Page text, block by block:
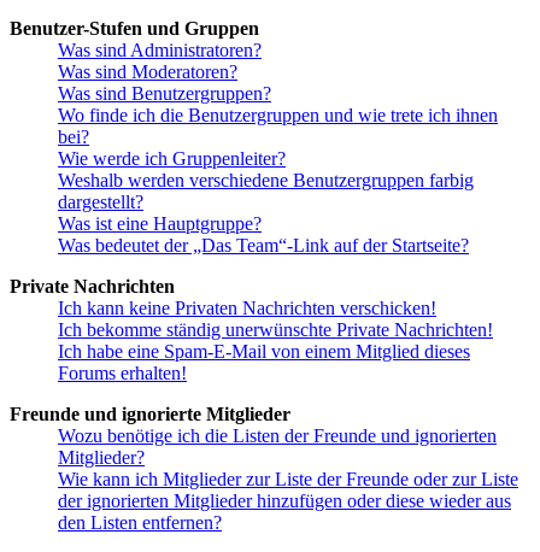
Benutzer-Stufen und Gruppen
Was sind Administratoren?
Was sind Moderatoren?
Was sind Benutzergruppen?
Wo finde ich die Benutzergruppen und wie trete ich ihnen
bei?
Wie werde ich Gruppenleiter?
Weshalb werden verschiedene Benutzergruppen farbig
dargestellt?
Was ist eine Hauptgruppe?
Was bedeutet der „Das Team“-Link auf der Startseite?
Private Nachrichten
Ich kann keine Privaten Nachrichten verschicken!
Ich bekomme ständig unerwünschte Private Nachrichten!
Ich habe eine Spam-E-Mail von einem Mitglied dieses
Forums erhalten!
Freunde und ignorierte Mitglieder
Wozu benötige ich die Listen der Freunde und ignorierten
Mitglieder?
Wie kann ich Mitglieder zur Liste der Freunde oder zur Liste
der ignorierten Mitglieder hinzufügen oder diese wieder aus
den Listen entfernen?